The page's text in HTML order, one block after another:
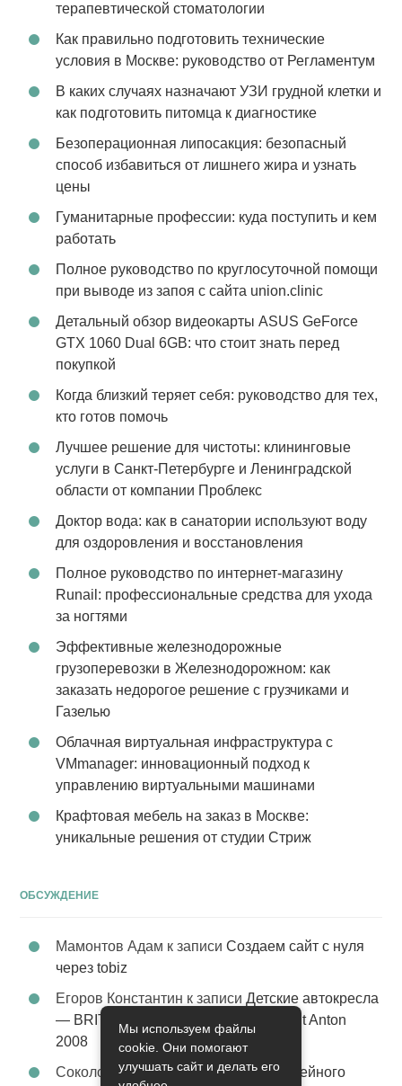
терапевтической стоматологии
Как правильно подготовить технические
условия в Москве: руководство от Регламентум
В каких случаях назначают УЗИ грудной клетки и
как подготовить питомца к диагностике
Безоперационная липосакция: безопасный
способ избавиться от лишнего жира и узнать
цены
Гуманитарные профессии: куда поступить и кем
работать
Полное руководство по круглосуточной помощи
при выводе из запоя с сайта union.clinic
Детальный обзор видеокарты ASUS GeForce
GTX 1060 Dual 6GB: что стоит знать перед
покупкой
Когда близкий теряет себя: руководство для тех,
кто готов помочь
Лучшее решение для чистоты: клининговые
услуги в Санкт-Петербурге и Ленинградской
области от компании Проблекс
Доктор вода: как в санатории используют воду
для оздоровления и восстановления
Полное руководство по интернет-магазину
Runail: профессиональные средства для ухода
за ногтями
Эффективные железнодорожные
грузоперевозки в Железнодорожном: как
заказать недорогое решение с грузчиками и
Газелью
Облачная виртуальная инфраструктура с
VMmanager: инновационный подход к
управлению виртуальными машинами
Крафтовая мебель на заказ в Москве:
уникальные решения от студии Стриж
ОБСУЖДЕНИЕ
Мамонтов Адам к записиСоздаем сайт с нуля
через tobiz
Егоров Константин к записиДетские автокресла
— BRITAX Evolva 1-2-3 (1-2-3) цвет St Anton
2008
Соколова Эльзак записиУслуги семейного
Мы используем файлы
cookie. Они помогают
улучшать сайт и делать его